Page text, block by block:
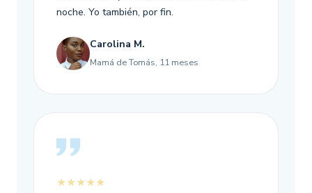
noche. Yo también, por fin.
Carolina M.
Mamá de Tomás, 11 meses
★★★★★